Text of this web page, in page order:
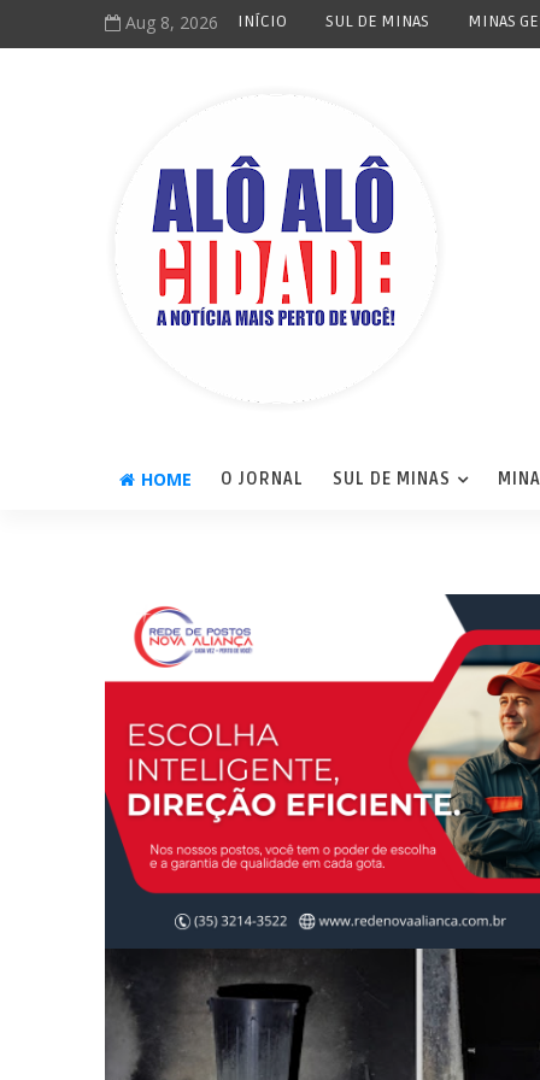
Aug 8, 2026 INÍCIO SUL DE MINAS MINAS
HOME O JORNAL SUL DE MINAS